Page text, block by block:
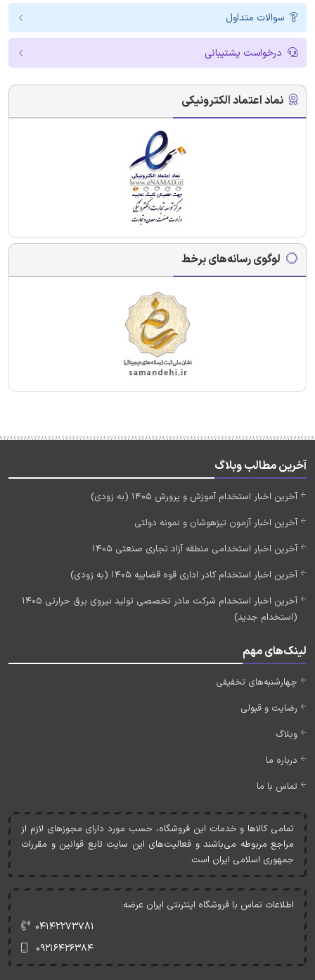
سوالات متداول
درخواست پشتیبانی
نماد اعتماد الکترونیکی
لوگوی رسانه‌های برخط
آخرین مطالب وبلاگ
آخرین اخبار استخدام آموزش و پرورش 1405 (به زودی)
آخرین اخبار آزمون تیزهوشان و نمونه دولتی
آخرین اخبار استخدامی منطقه آزاد تجاری صنعتی 1405
آخرین اخبار استخدام کادر اداری قوه قضاییه 1405 (به زودی)
آخرین اخبار استخدام شرکت مادر تخصصی تولید نیروی برق حرارتی 1405
(استخدام جدید)
لینک‌های مهم
چهارشنبه‌های تخفیفی
رضایت و قبولی
وبلاگ
درباره ما
تماس با ما
تمامی کالاها و خدمات اين فروشگاه، حسب مورد دارای مجوزهای لازم از
مراجع مربوطه می‌باشند و فعاليت‌های اين سايت تابع قوانين و مقررات
جمهوری اسلامی ايران است.
اطلاعات تماس با فروشگاه اینترنتی ایران عرضه:
۰۴۱۴۲۲۷۳۷۸۱
۰۹۲۱۶۴۲۶۳۸۴